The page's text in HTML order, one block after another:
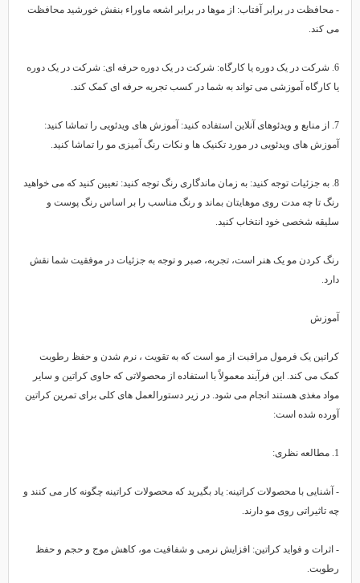
محافظت در برابر آفتاب: از موها در برابر اشعه ماوراء بنفش خورشید محافظت
کند.
6. شرکت در یک دوره یا کارگاه: شرکت در یک دوره حرفه ای: شرکت در یک دوره
کارگاه آموزشی می تواند به شما در کسب تجربه حرفه ای کمک کند.
7. از منابع و ویدئوهای آنلاین استفاده کنید: آموزش های ویدئویی را تماشا کنید:
های ویدئویی در مورد تکنیک ها و نکات رنگ آمیزی مو را تماشا کنید.
8. به جزئیات توجه کنید: به زمان ماندگاری رنگ توجه کنید: تعیین کنید که می خواهید
تا چه مدت روی موهایتان بماند و رنگ مناسب را بر اساس رنگ پوست و
شخصی خود انتخاب کنید.
کردن مو یک هنر است، تجربه، صبر و توجه به جزئیات در موفقیت شما نقش
یک فرمول مراقبت از مو است که به تقویت ، نرم شدن و حفظ رطوبت
می کند. این فرآیند معمولاً با استفاده از محصولاتی که حاوی کراتین و سایر
مغذی هستند انجام می شود. در زیر دستورالعمل های کلی برای تمرین کراتین
شده است:
آشنایی با محصولات کراتینه: یاد بگیرید که محصولات کراتینه چگونه کار می کنند و
تاثیراتی روی مو دارند.
اثرات و فواید کراتین: افزایش نرمی و شفافیت مو، کاهش موج و حجم و حفظ